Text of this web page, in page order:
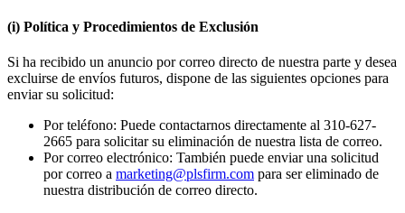
(i) Política y Procedimientos de Exclusión
Si ha recibido un anuncio por correo directo de nuestra parte y desea
excluirse de envíos futuros, dispone de las siguientes opciones para
enviar su solicitud:
Por teléfono: Puede contactarnos directamente al 310-627-
2665 para solicitar su eliminación de nuestra lista de correo.
Por correo electrónico: También puede enviar una solicitud
por correo a marketing@plsfirm.com para ser eliminado de
nuestra distribución de correo directo.